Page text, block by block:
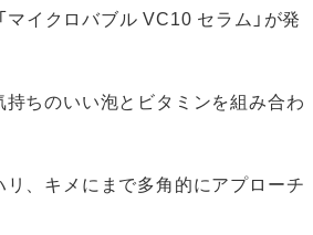
マイクロバブル VC10 セラム」が発
ちのいい泡とビタミンを組み合わ
、キメにまで多角的にアプローチ